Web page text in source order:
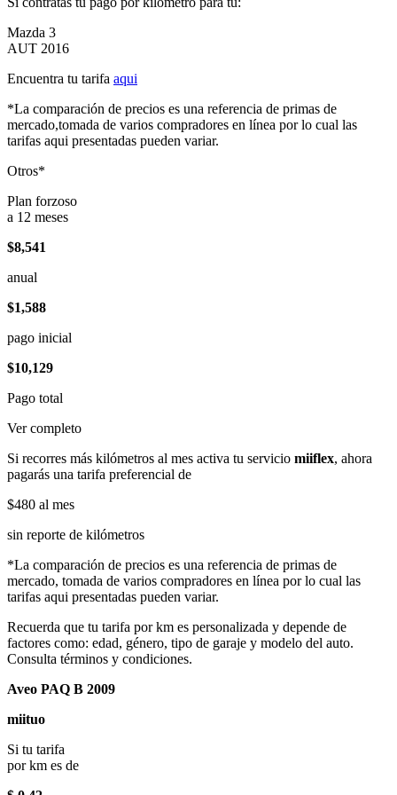
Mazda 3
AUT 2016
Encuentra tu tarifa aqui
*La comparación de precios es una referencia de primas de
mercado,tomada de varios compradores en línea por lo cual las
tarifas aqui presentadas pueden variar.
Otros*
Plan forzoso
a 12 meses
$8,541
anual
$1,588
pago inicial
$10,129
Pago total
Ver completo
Si recorres más kilómetros al mes activa tu servicio miiflex, ahora
pagarás una tarifa preferencial de
$480 al mes
sin reporte de kilómetros
*La comparación de precios es una referencia de primas de
mercado, tomada de varios compradores en línea por lo cual las
tarifas aqui presentadas pueden variar.
Recuerda que tu tarifa por km es personalizada y depende de
factores como: edad, género, tipo de garaje y modelo del auto.
Consulta términos y condiciones.
Aveo PAQ B 2009
miituo
Si tu tarifa
por km es de